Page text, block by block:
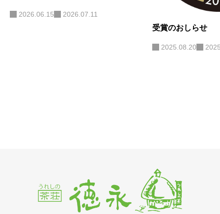
2026.06.15 2026.07.11
受賞のおしらせ
2025.08.20